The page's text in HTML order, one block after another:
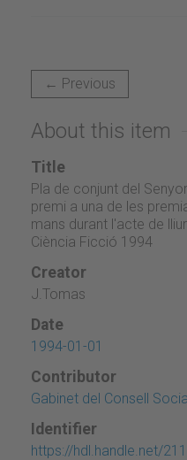
← Previous
About this item
Title
Pla de conjunt del
premi a una de les
mans durant l'acte de
Ciència Ficció 1994
Creator
J.Tomas
Date
1994-01-01
Contributor
Gabinet del Consell
Identifier
https://hdl.handle.net/